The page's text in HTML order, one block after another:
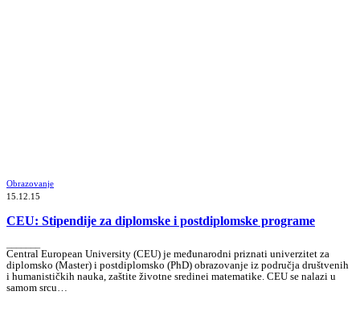
Obrazovanje
15.12.15
CEU: Stipendije za diplomske i postdiplomske programe
Central European University (CEU) je međunarodni priznati univerzitet za
diplomsko (Master) i postdiplomsko (PhD) obrazovanje iz područja društvenih
i humanističkih nauka, zaštite životne sredinei matematike. CEU se nalazi u
samom srcu…